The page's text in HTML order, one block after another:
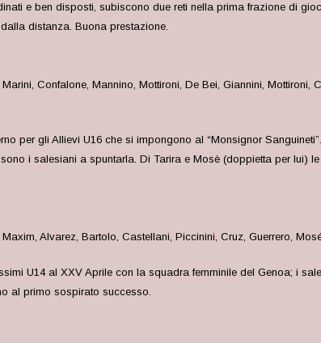
e ben disposti, subiscono due reti nella prima frazione di
distanza. Buona prestazione.
Confalone, Mannino, Mottironi, De Bei, Giannini,
per gli Allievi U16 che si impongono al “Monsignor
i salesiani a spuntarla. Di Tarira e Mosè (doppietta per lui)
Alvarez, Bartolo, Castellani, Piccinini, Cruz, Guerrero,
U14 al XXV Aprile con la squadra femminile del Genoa; i
al primo sospirato successo.